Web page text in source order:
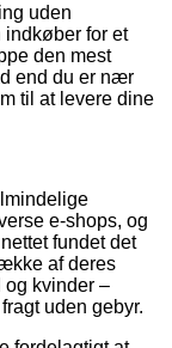
uden
indkøber for et
den mest
end du er nær
til at levere dine
e-shops, og
fundet det
af deres
kvinder –
uden gebyr.